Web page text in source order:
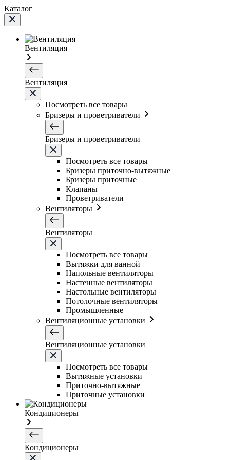
Каталог
Вентиляция
Вентиляция
Посмотреть все товары
Бризеры и проветриватели
Бризеры и проветриватели
Посмотреть все товары
Бризеры приточно-вытяжные
Бризеры приточные
Клапаны
Проветриватели
Вентиляторы
Вентиляторы
Посмотреть все товары
Вытяжки для ванной
Напольные вентиляторы
Настенные вентиляторы
Настольные вентиляторы
Потолочные вентиляторы
Промышленные
Вентиляционные установки
Вентиляционные установки
Посмотреть все товары
Вытяжные установки
Приточно-вытяжные
Приточные установки
Кондиционеры
Кондиционеры